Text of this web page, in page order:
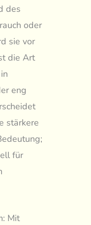
des
oder
sie vor
die Art
eng
stärkere
für
Mit